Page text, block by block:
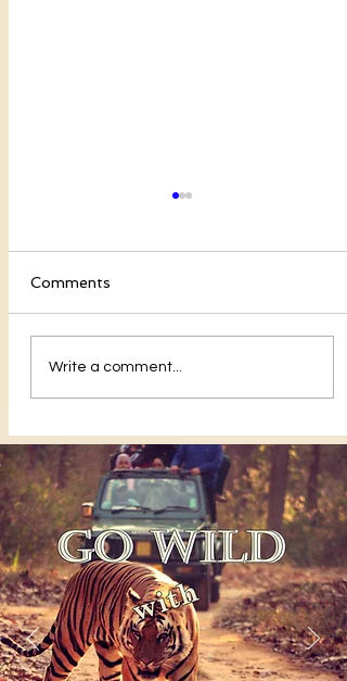
গনেশায় নম:
Comments
Write a comment...